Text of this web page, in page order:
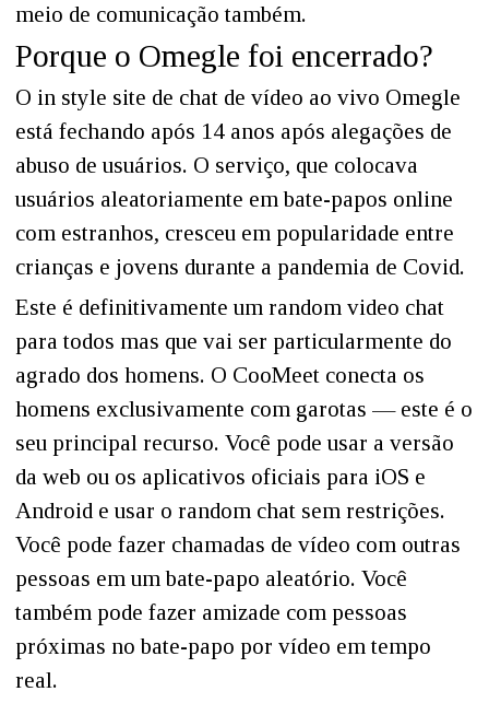
meio de comunicação também.
Porque o Omegle foi encerrado?
O in style site de chat de vídeo ao vivo Omegle
está fechando após 14 anos após alegações de
abuso de usuários. O serviço, que colocava
usuários aleatoriamente em bate-papos online
com estranhos, cresceu em popularidade entre
crianças e jovens durante a pandemia de Covid.
Este é definitivamente um random video chat
para todos mas que vai ser particularmente do
agrado dos homens. O CooMeet conecta os
homens exclusivamente com garotas — este é o
seu principal recurso. Você pode usar a versão
da web ou os aplicativos oficiais para iOS e
Android e usar o random chat sem restrições.
Você pode fazer chamadas de vídeo com outras
pessoas em um bate-papo aleatório. Você
também pode fazer amizade com pessoas
próximas no bate-papo por vídeo em tempo
real.